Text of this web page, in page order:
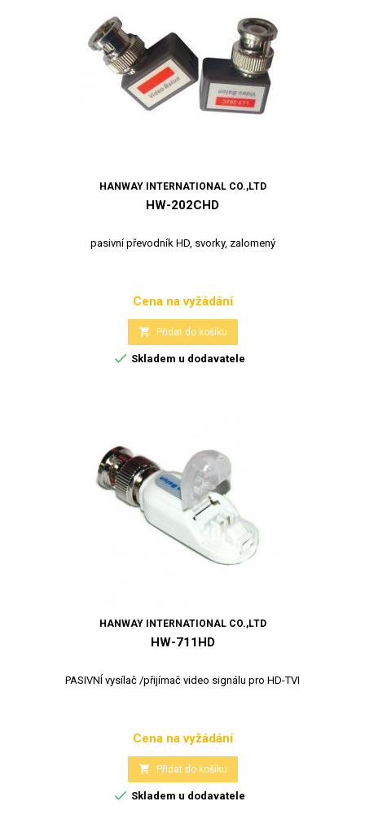
HANWAY INTERNATIONAL CO.,LTD
HW-202CHD
pasivní převodník HD, svorky, zalomený
Cena
Cena na vyžádání
 Přidat do košíku
 Skladem u dodavatele
HANWAY INTERNATIONAL CO.,LTD
HW-711HD
PASIVNÍ vysílač /přijímač video signálu pro HD-TVI
Cena
Cena na vyžádání
 Přidat do košíku
 Skladem u dodavatele